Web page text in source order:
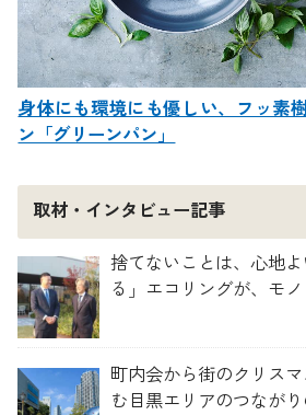
身体にも環境にも優しい、フッ素
ン「グリーンパン」
取材・インタビュー記事
捨てないことは、心地
る」エコリングが、モ
町内会から街のクリス
む目黒エリアのつなが